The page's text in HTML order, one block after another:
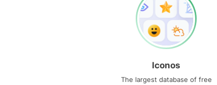
Iconos
The largest database of free